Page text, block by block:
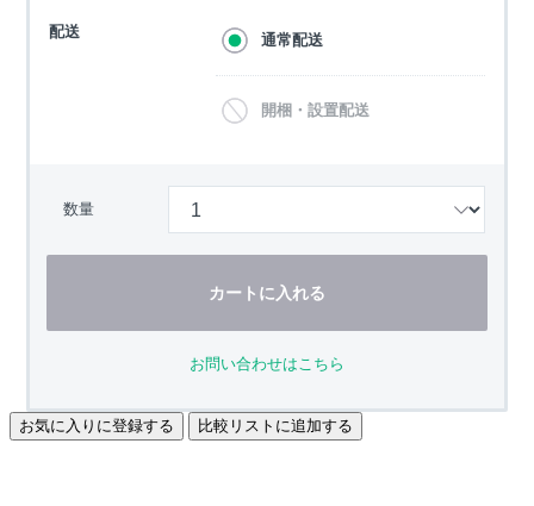
配送 通常配送
開梱・設置配送
数量
カートに入れる
お問い合わせはこちら
お気に入りに登録する 比較リストに追加する